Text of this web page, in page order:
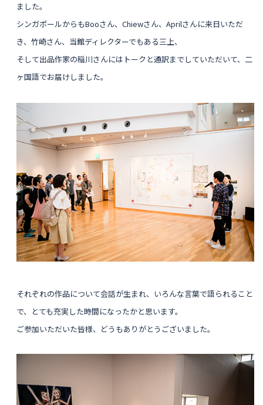
ました。
シンガポールからもBooさん、Chiewさん、Aprilさんに来日いただ
き、竹崎さん、当館ディレクターでもある三上、
そして出品作家の稲川さんにはトークと通訳までしていただいて、二
ヶ国語でお届けしました。
それぞれの作品について会話が生まれ、いろんな言葉で語られること
で、とても充実した時間になったかと思います。
ご参加いただいた皆様、どうもありがとうございました。